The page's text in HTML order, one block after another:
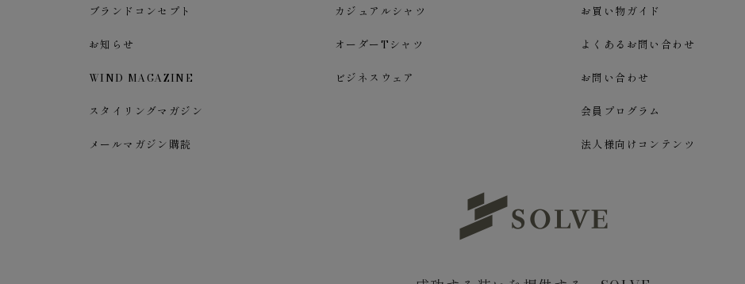
ブランドコンセプト
お知らせ
WIND MAGAZINE
スタイリングマガジン
メールマガジン購読
カジュアルシャツ
オーダーTシャツ
ビジネスウェア
お買い物ガイド
よくあるお問い合わせ
お問い合わせ
会員プログラム
法人様向けコンテンツ